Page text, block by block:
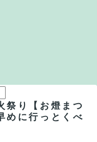
祭り【お燈まつ
めに行っとくべ